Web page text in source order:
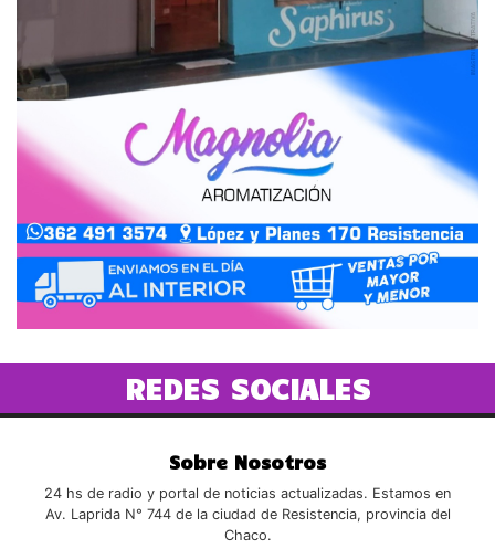
REDES SOCIALES
Sobre Nosotros
24 hs de radio y portal de noticias actualizadas. Estamos en
Av. Laprida N° 744 de la ciudad de Resistencia, provincia del
Chaco.